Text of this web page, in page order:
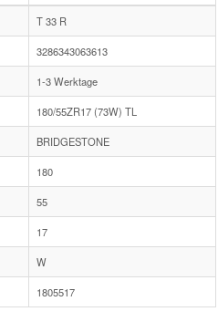
T 33 R
3286343063613
1-3 Werktage
180/55ZR17 (73W) TL
BRIDGESTONE
180
55
17
W
1805517